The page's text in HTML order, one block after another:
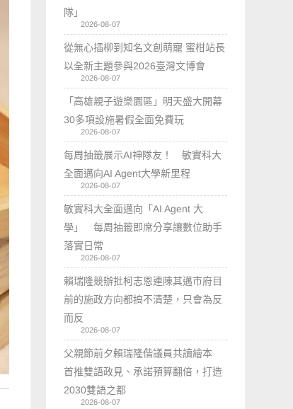
隊」
2026-08-07
從無心插柳到知名文創萌寵 蜜柑站長
以全新主題參與2026臺灣文博會
2026-08-07
「高雄親子遊樂園區」明天盛大開幕
30多項設施暑假全面免費玩
2026-08-07
每周抽籤展示AI神隊友！ 敏實科大
全面邁向AI Agent大學新里程
2026-08-07
敏實科大全面邁向「AI Agent 大
學」 每周抽籤即席分享讓數位助手
落實日常
2026-08-07
賴瑞隆競辦批柯志恩連陳其邁市府目
前的施政方向都搞不清楚，只會為反
而反
2026-08-07
父親節前夕賴瑞隆偕議員共讀繪本
首推雙語政見、承諾預算翻倍，打造
2030雙語之都
2026-08-07